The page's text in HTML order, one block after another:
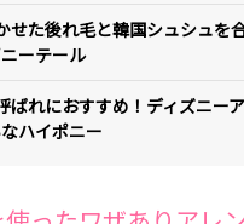
せた後れ毛と韓国シュシュを
ーテール
ばれにおすすめ！ディズニー
ハイポニー